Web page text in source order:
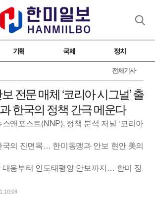
기획 국제 정치
전체기사
전문 매체 ‘코리아 시그널’ 출
한국의 정책 간극 메운다
앤포스트(NNP), 정책 분석 저널 ‘코리아
의 진면목… 한미동맹과 안보 현안 美의
대응부터 인도태평양 안보까지… 한미 정